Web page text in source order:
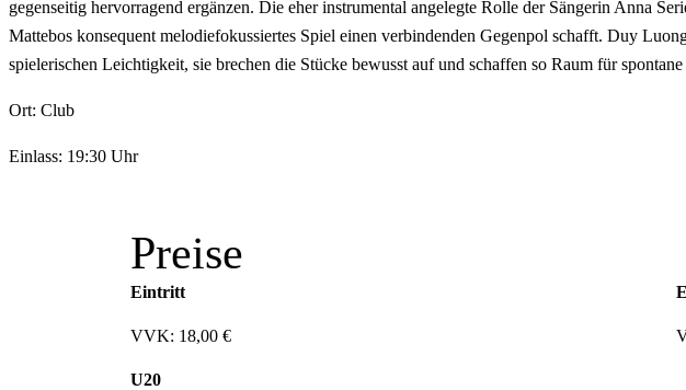
gegenseitig hervorragend ergänzen. Die eher instrumental angelegte Rolle der Sängerin Anna
Mattebos konsequent melodiefokussiertes Spiel einen verbindenden Gegenpol schafft. Duy
spielerischen Leichtigkeit, sie brechen die Stücke bewusst auf und schaffen so Raum für
Ort: Club
Einlass: 19:30 Uhr
Preise
Eintritt
VVK: 18,00 €
U20